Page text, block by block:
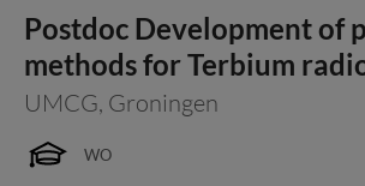
Postdoc Development of
methods for Terbium
UMCG, Groningen
WO